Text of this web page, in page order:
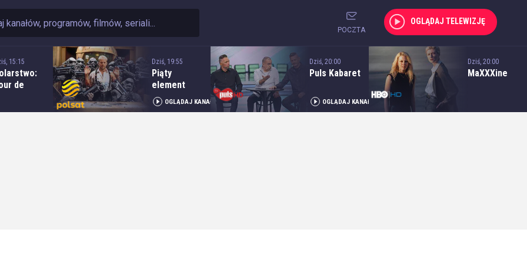
POCZTA
OGLĄDAJ TELEWIZJĘ
15:15
de
Dziś, 19:55
Piąty
element
OGLĄDAJ KANAŁ
Dziś, 20:00
Puls Kabaret
OGLĄDAJ KANAŁ
Dziś, 20:00
MaXXXine